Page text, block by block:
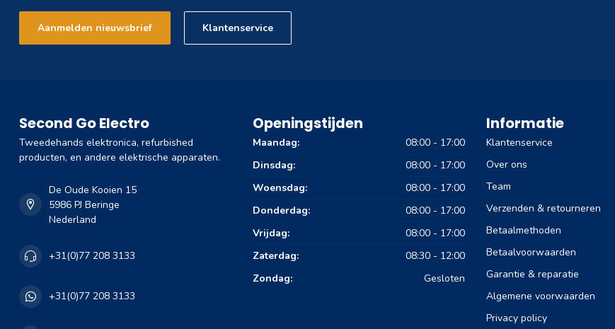
Aanmelden nieuwsbrief Klantenservice
Second Go Electro
Tweedehands elektronica, refurbished
producten, en andere elektrische apparaten.
De Oude Kooien 15
5986 PJ Beringe
Nederland
+31(0)77 208 3133
+31(0)77 208 3133
Openingstijden
Maandag:
08:00 - 17:00
Dinsdag:
08:00 - 17:00
Woensdag:
08:00 - 17:00
Donderdag:
08:00 - 17:00
Vrijdag:
08:00 - 17:00
Zaterdag:
08:30 - 12:00
Zondag:
Gesloten
Informatie
Klantenservice
Over ons
Team
Verzenden & retourneren
Betaalmethoden
Betaalvoorwaarden
Garantie & reparatie
Algemene voorwaarden
Privacy policy